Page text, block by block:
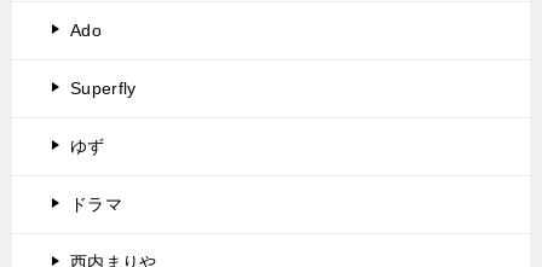
Ado
Superfly
ゆず
ドラマ
西内まりや